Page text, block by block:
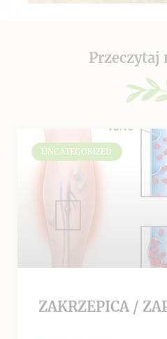
Przeczytaj
UNCATEGORIZED
ZAKRZEPICA /